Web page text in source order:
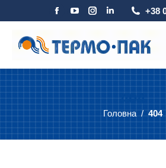
Facebook
opens
in
new
window
YouTube
opens
in
new
window
Instagram
opens
in
new
window
Linkedin
opens
in
new
window
+38
404
You are here:
Головна 404